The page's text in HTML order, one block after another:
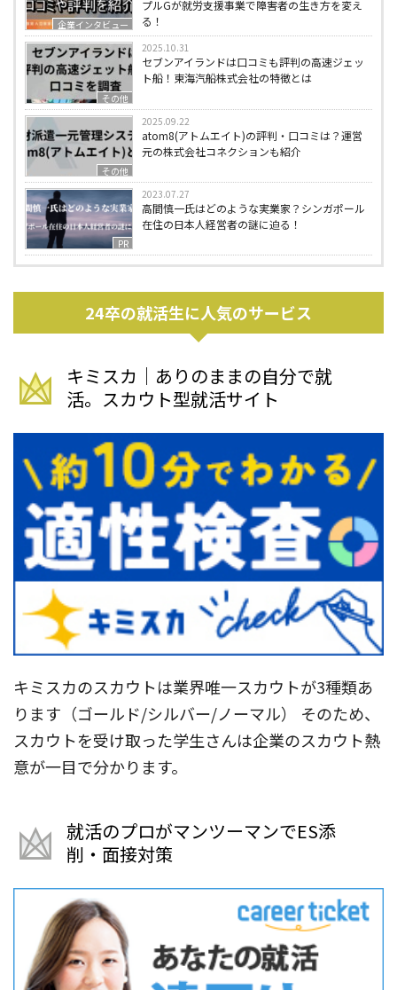
企業インタビュー
プルGが就労支援事業で障害者の生き方を変え
る！
その他
2025.10.31
セブンアイランドは口コミも評判の高速ジェッ
ト船！東海汽船株式会社の特徴とは
その他
2025.09.22
atom8(アトムエイト)の評判・口コミは？運営
元の株式会社コネクションも紹介
PR
2023.07.27
高間慎一氏はどのような実業家？シンガポール
在住の日本人経営者の謎に迫る！
24卒の就活生に人気のサービス
キミスカ｜ありのままの自分で就
活。スカウト型就活サイト
キミスカのスカウトは業界唯一スカウトが3種類あ
ります（ゴールド/シルバー/ノーマル） そのため、
スカウトを受け取った学生さんは企業のスカウト熱
意が一目で分かります。
就活のプロがマンツーマンでES添
削・面接対策